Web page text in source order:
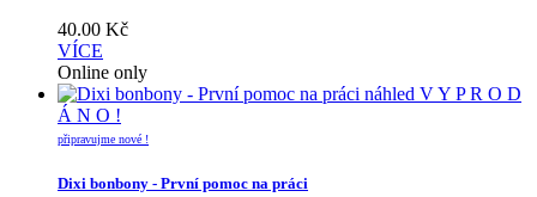
40.00 Kč
VÍCE
Online only
náhled V Y P R O D
Á N O !
připravujme nové !
Dixi bonbony - První pomoc na práci